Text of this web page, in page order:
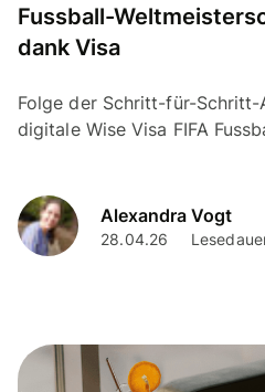
Fussball-
dank Visa
Folge der Schritt-für-Schritt-
digitale Wise Visa FIFA
Alexandra Vogt
28.04.26